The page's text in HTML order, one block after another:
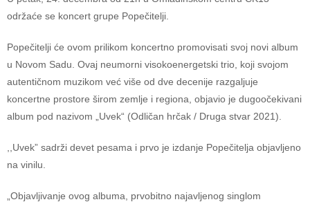
održaće se koncert grupe Popečitelji.
Popečitelji će ovom prilikom koncertno promovisati svoj novi album
u Novom Sadu. Ovaj neumorni visokoenergetski trio, koji svojom
autentičnom muzikom već više od dve decenije razgaljuje
koncertne prostore širom zemlje i regiona, objavio je dugoočekivani
album pod nazivom „Uvek“ (Odličan hrčak / Druga stvar 2021).
,,Uvek” sadrži devet pesama i prvo je izdanje Popečitelja objavljeno
na vinilu.
„Objavljivanje ovog albuma, prvobitno najavljenog singlom